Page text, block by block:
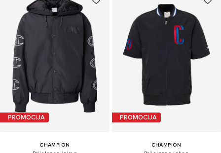
PROMOCIJA
CHAMPION
PROMOCIJA
CHAMPION